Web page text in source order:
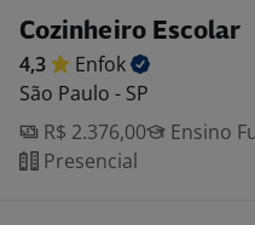
Cozinheiro Escolar
4,3
Enfok
São Paulo - SP
R$ 2.376,00
Ensino
Presencial